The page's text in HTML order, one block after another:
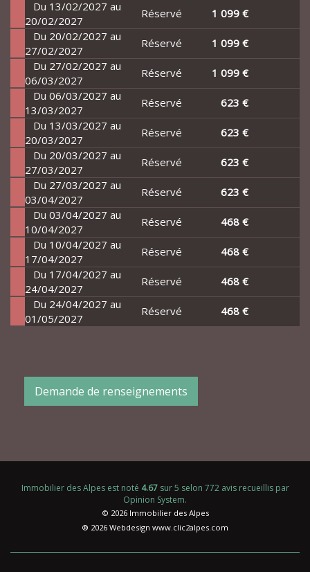
Du 13/02/2027 au
20/02/2027
Réservé
1 099 €
Du 20/02/2027 au
27/02/2027
Réservé
1 099 €
Du 27/02/2027 au
06/03/2027
Réservé
1 099 €
Du 06/03/2027 au
13/03/2027
Réservé
623 €
Du 13/03/2027 au
20/03/2027
Réservé
623 €
Du 20/03/2027 au
27/03/2027
Réservé
623 €
Du 27/03/2027 au
03/04/2027
Réservé
623 €
Du 03/04/2027 au
10/04/2027
Réservé
468 €
Du 10/04/2027 au
17/04/2027
Réservé
468 €
Du 17/04/2027 au
24/04/2027
Réservé
468 €
Du 24/04/2027 au
01/05/2027
Réservé 468 €
Demande de renseignements
Immobilier des Alpesest noté 4.67sur5 selon 772avis recueillis par
Opinion System.
© 2026 Immobilier des Alpes
® 2026 Webdesign www.clic2alpes.com